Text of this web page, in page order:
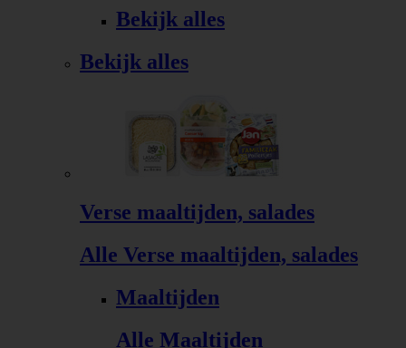
Bekijk alles
Bekijk alles
Verse maaltijden, salades
Alle Verse maaltijden, salades
Maaltijden
Alle Maaltijden